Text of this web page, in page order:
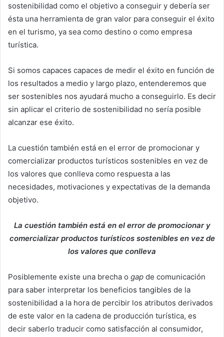
sostenibilidad como el objetivo a conseguir y debería ser
ésta una herramienta de gran valor para conseguir el éxito
en el turismo, ya sea como destino o como empresa
turística.
Si somos capaces capaces de medir el éxito en función de
los resultados a medio y largo plazo, entenderemos que
ser sostenibles nos ayudará mucho a conseguirlo. Es decir
sin aplicar el criterio de sostenibilidad no sería posible
alcanzar ese éxito.
La cuestión también está en el error de promocionar y
comercializar productos turísticos sostenibles en vez de
los valores que conlleva como respuesta a las
necesidades, motivaciones y expectativas de la demanda
objetivo.
La cuestión también está en el error de promocionar y
comercializar productos turísticos sostenibles en vez de
los valores que conlleva
Posiblemente existe una brecha o gap de comunicación
para saber interpretar los beneficios tangibles de la
sostenibilidad a la hora de percibir los atributos derivados
de este valor en la cadena de producción turística, es
decir saberlo traducir como satisfacción al consumidor,